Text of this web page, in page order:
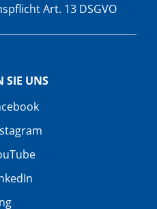
Art. 13 DSGVO
SIE UNS